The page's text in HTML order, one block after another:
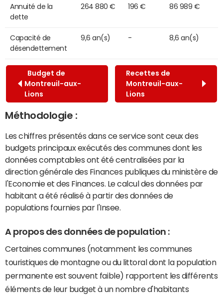
Annuité de la
dette
264 880 € 196 € 86 989 €
Capacité de
désendettement
9,6 an(s) - 8,6 an(s)
Budget de
Montreuil-aux-
Lions
Recettes de
Montreuil-aux-
Lions
Méthodologie :
Les chiffres présentés dans ce service sont ceux des
budgets principaux exécutés des communes dont les
données comptables ont été centralisées par la
direction générale des Finances publiques du ministère de
l'Economie et des Finances. Le calcul des données par
habitant a été réalisé à partir des données de
populations fournies par l'Insee.
A propos des données de population :
Certaines communes (notamment les communes
touristiques de montagne ou du littoral dont la population
permanente est souvent faible) rapportent les différents
éléments de leur budget à un nombre d'habitants